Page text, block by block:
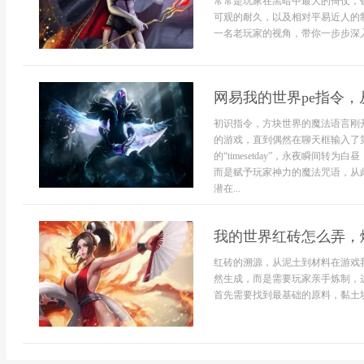
可观的耐久，以及相对平易近人
一名老玩家的视角，带你一步步
网易我的世界pe指令
初识指令，方块世界的魔法语言
的游戏，直到偶然在聊天框输入
的“timesetday”，永夜瞬间转为白
而是赋予玩家神力的魔法咒语，
潜在...
我的世界红砖怎么弄
红砖的溯源，从泥土到材料在游
然生成，而是需要玩家亲手炼制
首先需要找到最基础的原料，黏